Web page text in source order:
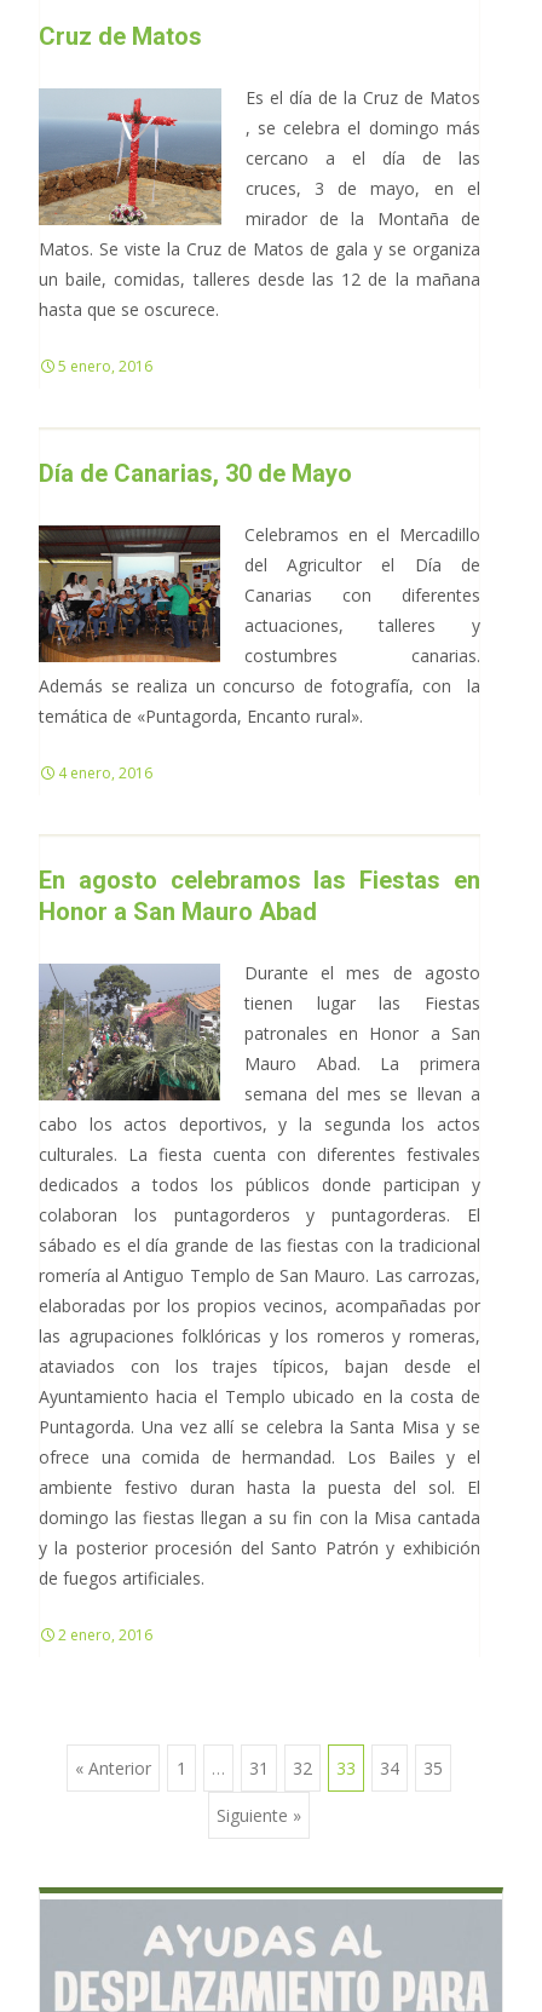
Cruz de Matos
Es el día de la Cruz de Matos
, se celebra el domingo más
cercano a el día de las
cruces, 3 de mayo, en el
mirador de la Montaña de
Matos. Se viste la Cruz de Matos de gala y se organiza
un baile, comidas, talleres desde las 12 de la mañana
hasta que se oscurece.
5 enero, 2016
Día de Canarias, 30 de Mayo
Celebramos en el Mercadillo
del Agricultor el Día de
Canarias con diferentes
actuaciones, talleres y
costumbres canarias.
Además se realiza un concurso de fotografía, con la
temática de «Puntagorda, Encanto rural».
4 enero, 2016
En agosto celebramos las Fiestas en
Honor a San Mauro Abad
Durante el mes de agosto
tienen lugar las Fiestas
patronales en Honor a San
Mauro Abad. La primera
semana del mes se llevan a
cabo los actos deportivos, y la segunda los actos
culturales. La fiesta cuenta con diferentes festivales
dedicados a todos los públicos donde participan y
colaboran los puntagorderos y puntagorderas. El
sábado es el día grande de las fiestas con la tradicional
romería al Antiguo Templo de San Mauro. Las carrozas,
elaboradas por los propios vecinos, acompañadas por
las agrupaciones folklóricas y los romeros y romeras,
ataviados con los trajes típicos, bajan desde el
Ayuntamiento hacia el Templo ubicado en la costa de
Puntagorda. Una vez allí se celebra la Santa Misa y se
ofrece una comida de hermandad. Los Bailes y el
ambiente festivo duran hasta la puesta del sol. El
domingo las fiestas llegan a su fin con la Misa cantada
y la posterior procesión del Santo Patrón y exhibición
de fuegos artificiales.
2 enero, 2016
Ir a las entradas
« Anterior 1 … 31 32 33 34 35
Siguiente »